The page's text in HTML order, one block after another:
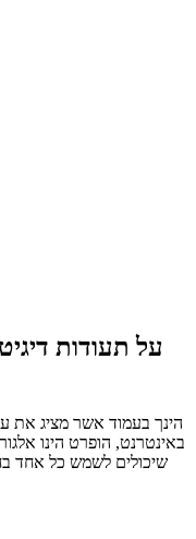
על תעודות
הינך בעמוד אשר מציג את
באינטרנט, הופרט הינו
שיכולים לשמש כל אחד